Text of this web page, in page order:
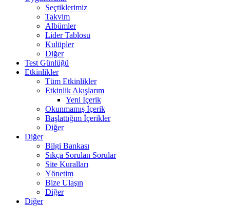
Seçtiklerimiz
Takvim
Albümler
Lider Tablosu
Kulüpler
Diğer
Test Günlüğü
Etkinlikler
Tüm Etkinlikler
Etkinlik Akışlarım
Yeni İçerik
Okunmamış İçerik
Başlattığım İçerikler
Diğer
Diğer
Bilgi Bankası
Sıkça Sorulan Sorular
Site Kuralları
Yönetim
Bize Ulaşın
Diğer
Diğer